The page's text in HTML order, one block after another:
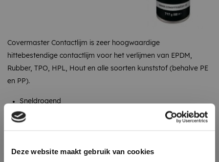
Deze website maakt gebruik van cookies
Covermaster Contactlijm is zeer hoogwaardige
hittebestendige contactlijm voor het verlijmen van EPDM,
Rubber, TPO, HPL, Hout en alle soorten kunststof (behalve PE
en PP).
Sneldrogend
Aanbrengen op ondergrond en EPDM